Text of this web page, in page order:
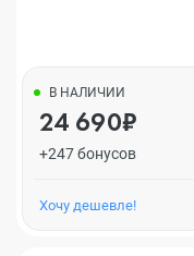
В НАЛИЧИИ
24 690₽
+247 бонусов
Хочу дешевле!